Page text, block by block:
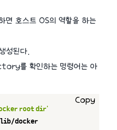
면 호스트 OS의 역할을 하는
성된다.
를 확인하는 명령어는 아
root dir'
lib/docker
Copy